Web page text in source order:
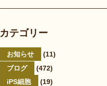
カテゴリー
お知らせ
(11)
ブログ
(472)
iPS細胞
(19)